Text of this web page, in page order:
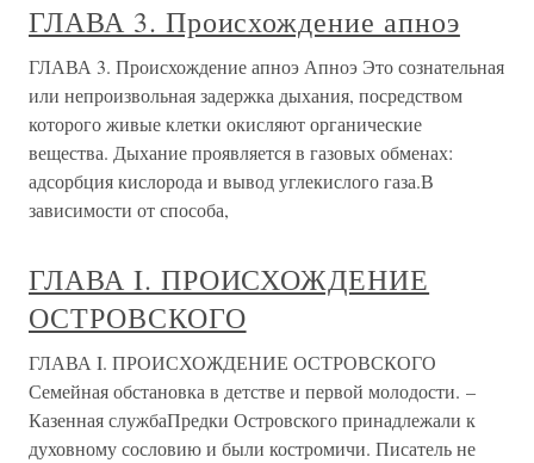
ГЛАВА 3. Происхождение апноэ
ГЛАВА 3. Происхождение апноэ Апноэ Это сознательная
или непроизвольная задержка дыхания, посредством
которого живые клетки окисляют органические
вещества. Дыхание проявляется в газовых обменах:
адсорбция кислорода и вывод углекислого газа.В
зависимости от способа,
ГЛАВА I. ПРОИСХОЖДЕНИЕ
ОСТРОВСКОГО
ГЛАВА I. ПРОИСХОЖДЕНИЕ ОСТРОВСКОГО
Семейная обстановка в детстве и первой молодости. –
Казенная службаПредки Островского принадлежали к
духовному сословию и были костромичи. Писатель не